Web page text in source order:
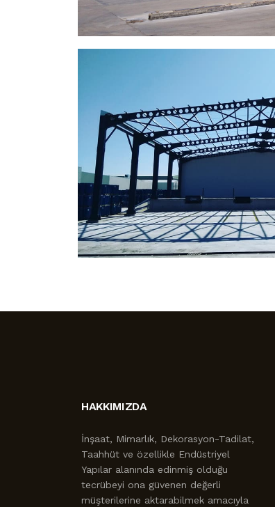
HAKKIMIZDA
İnşaat, Mimarlık, Dekorasyon-Tadilat,
Taahhüt ve özellikle Endüstriyel
Yapılar alanında edinmiş olduğu
tecrübeyi ona güvenen değerli
müşterilerine aktarabilmek amacıyla